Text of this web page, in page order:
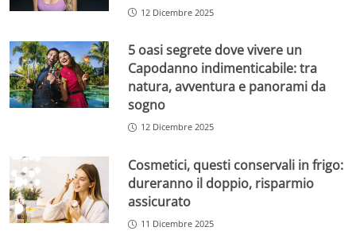
12 Dicembre 2025
5 oasi segrete dove vivere un
Capodanno indimenticabile: tra
natura, avventura e panorami da
sogno
12 Dicembre 2025
Cosmetici, questi conservali in frigo:
dureranno il doppio, risparmio
assicurato
11 Dicembre 2025